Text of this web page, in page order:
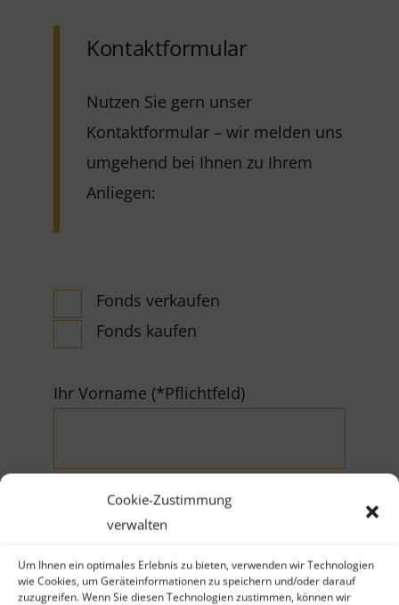
Cookie-Zustimmung
verwalten
Um Ihnen ein optimales Erlebnis zu bieten, verwenden wir Technologien
wie Cookies, um Geräteinformationen zu speichern und/oder darauf
zuzugreifen. Wenn Sie diesen Technologien zustimmen, können wir
Kontaktformular
Nutzen Sie gern unser
Kontaktformular – wir melden uns
umgehend bei Ihnen zu Ihrem
Anliegen:
Fonds verkaufen
Fonds kaufen
Ihr Vorname (*Pflichtfeld)